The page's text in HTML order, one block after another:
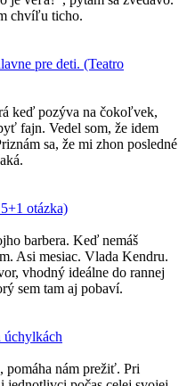
chvíľu ticho.
pre deti. (Teatro
keď pozýva na čokoľvek,
fajn. Vedel som, že idem
sa, že mi zhon posledné
otázka)
barbera. Keď nemáš
Asi mesiac. Vlada Kendru.
vhodný ideálne do rannej
sem tam aj pobaví.
úchylkách
pomáha nám prežiť. Pri